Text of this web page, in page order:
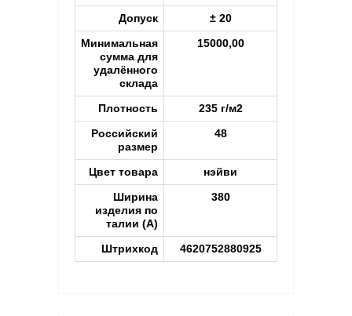
Допуск
± 20
Минимальная
сумма для
удалённого
склада
15000,00
Плотность
235 г/м2
Российский
размер
48
Цвет товара
нэйви
Ширина
изделия по
талии (A)
380
Штрихкод 4620752880925